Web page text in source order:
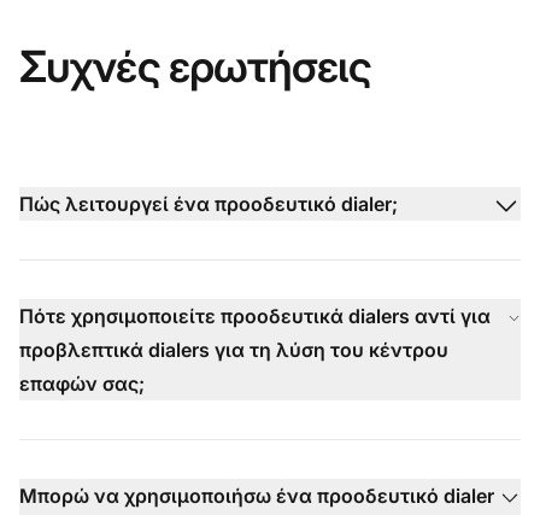
Συχνές ερωτήσεις
Πώς λειτουργεί ένα προοδευτικό dialer;
Πότε χρησιμοποιείτε προοδευτικά dialers αντί για
προβλεπτικά dialers για τη λύση του κέντρου
επαφών σας;
Μπορώ να χρησιμοποιήσω ένα προοδευτικό dialer